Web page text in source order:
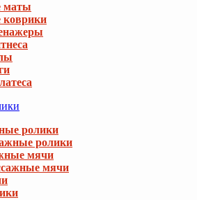
маты
коврики
ролики
ролики
мячи
мячи